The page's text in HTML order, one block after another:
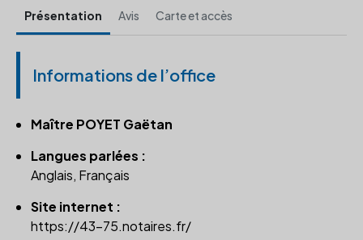
Présentation Avis Carte et accès
Informations de l’office
Maître POYET Gaëtan
Langues parlées :
Anglais, Français
Site internet :
https://43-75.notaires.fr/